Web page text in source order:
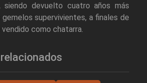
siendo devuelto cuatro años más
gemelos supervivientes, a finales de
como chatarra.